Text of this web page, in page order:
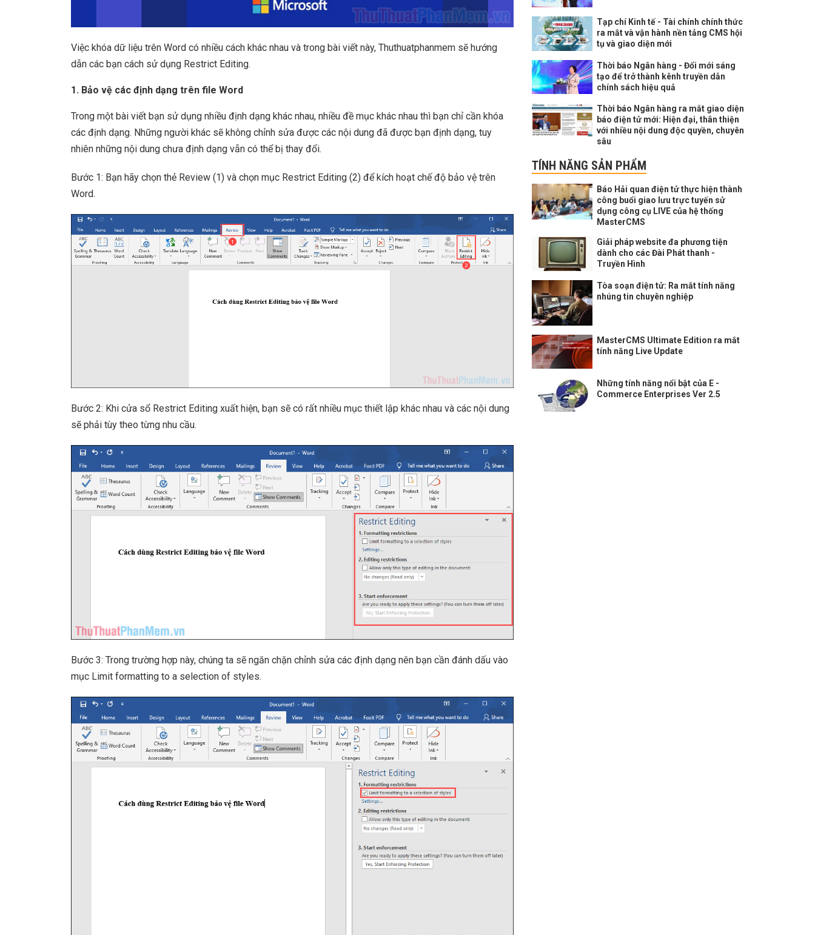
Việc khóa dữ liệu trên Word có nhiều cách khác nhau và trong bài viết này, Thuthuatphanmem sẽ hướng
dẫn các bạn cách sử dụng Restrict Editing.
1. Bảo vệ các định dạng trên file Word
Trong một bài viết bạn sử dụng nhiều định dạng khác nhau, nhiều đề mục khác nhau thì bạn chỉ cần khóa
các định dạng. Những người khác sẽ không chỉnh sửa được các nội dung đã được bạn định dạng, tuy
nhiên những nội dung chưa định dạng vẫn có thể bị thay đổi.
Bước 1: Bạn hãy chọn thẻ Review (1) và chọn mục Restrict Editing (2) để kích hoạt chế độ bảo vệ trên
Word.
Bước 2: Khi cửa sổ Restrict Editing xuất hiện, bạn sẽ có rất nhiều mục thiết lập khác nhau và các nội dung
sẽ phải tùy theo từng nhu cầu.
Bước 3: Trong trường hợp này, chúng ta sẽ ngăn chặn chỉnh sửa các định dạng nên bạn cần đánh dấu vào
mục Limit formatting to a selection of styles.
Tạp chí Kinh tế - Tài chính chính thức
ra mắt và vận hành nền tảng CMS hội
tụ và giao diện mới
Thời báo Ngân hàng - Đổi mới sáng
tạo để trở thành kênh truyền dẫn
chính sách hiệu quả
Thời báo Ngân hàng ra mắt giao diện
báo điện tử mới: Hiện đại, thân thiện
với nhiều nội dung độc quyền, chuyên
sâu
TÍNH NĂNG SẢN PHẨM
Báo Hải quan điện tử thực hiện thành
công buổi giao lưu trực tuyến sử
dụng công cụ LIVE của hệ thống
MasterCMS
Giải pháp website đa phương tiện
dành cho các Đài Phát thanh -
Truyền Hình
Tòa soạn điện tử: Ra mắt tính năng
nhúng tin chuyên nghiệp
MasterCMS Ultimate Edition ra mắt
tính năng Live Update
Những tính năng nổi bật của E -
Commerce Enterprises Ver 2.5